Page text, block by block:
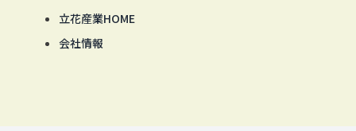
立花産業HOME
会社情報